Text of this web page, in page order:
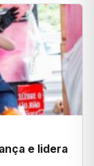
e lidera